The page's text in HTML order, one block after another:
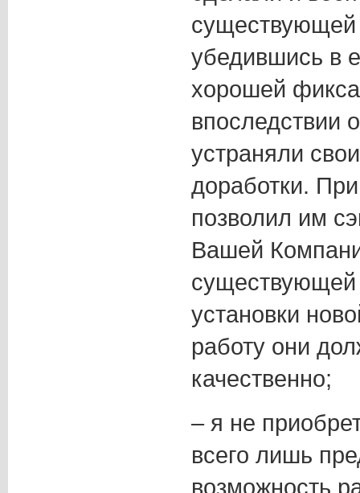
существующей
убедившись в
хорошей
впоследствии
устраняли
доработки.
позволил им
Вашей
существующей
установки
работу они
качественно;
– я не
всего лишь
возможность